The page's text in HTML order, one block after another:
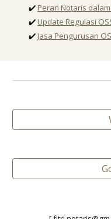
✔️Peran Notaris
✔️Update Regulasi
✔️Jasa Pengurusan